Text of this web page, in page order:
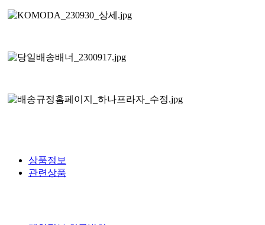
상품정보
관련상품